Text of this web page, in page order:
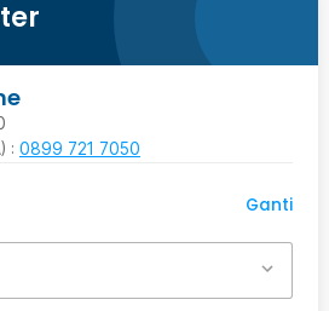
: 0899 721 7050
Ganti